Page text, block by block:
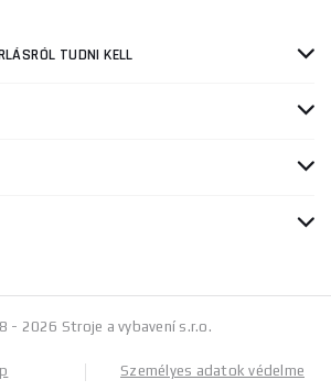
TUDNI KELL
- 2026 Stroje a vybavení s.r.o.
Személyes adatok védelme